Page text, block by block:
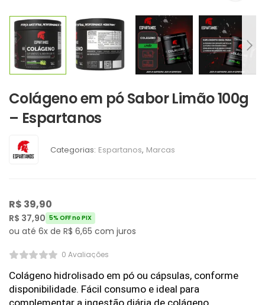
Colágeno em pó Sabor Limão 100g
– Espartanos
Categorias: Espartanos, Marcas
R$ 39,90
R$ 37,90 5% OFF no PIX
ou até 6x de R$ 6,65 com juros
0 Avaliações
Colágeno hidrolisado em pó ou cápsulas, conforme
disponibilidade. Fácil consumo e ideal para